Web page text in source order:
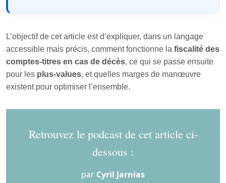
L’objectif de cet article est d’expliquer, dans un langage
accessible mais précis, comment fonctionne la fiscalité des
comptes-titres en cas de décès, ce qui se passe ensuite
pour les plus-values, et quelles marges de manœuvre
existent pour optimiser l’ensemble.
Retrouvez le podcast de cet article ci-
dessous :
par Cyril Jarnias